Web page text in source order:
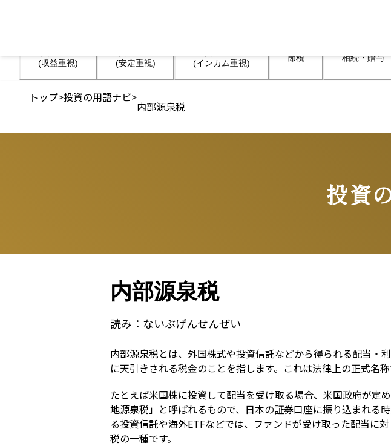
(収益重視)
(安定重視)
(インカム重視)
節税 相続・贈与
トップ>投資の用語ナビ>
内部源泉税
投資
内部源泉税
読み： ないぶげんせんぜい
内部源泉税とは、外国株式や投資信託などから得られる配当・
に天引きされる税金のことを指します。これは法律上の正式名
たとえば米国株に投資して配当を受け取る場合、米国政府が定
地源泉税」と呼ばれるもので、日本の証券口座に振り込まれる
る投資信託や海外ETFなどでは、ファンドが受け取った配当に
税の一種です。